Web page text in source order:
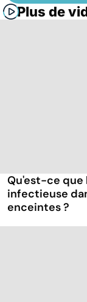
Plus de
Qu'est-ce que
infectieuse
enceintes ?